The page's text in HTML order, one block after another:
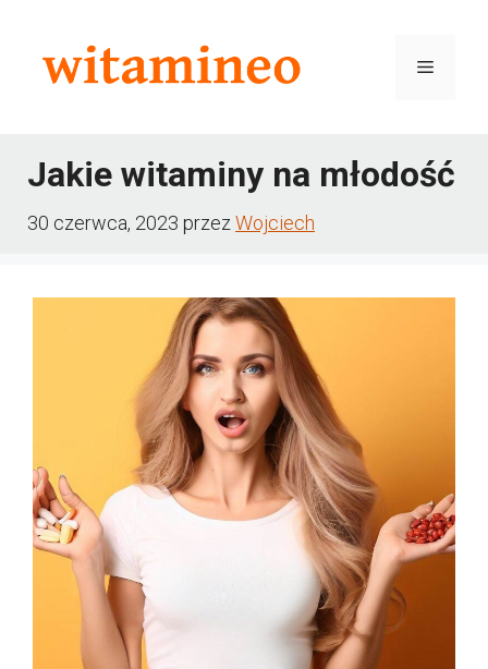
Menu
Jakie witaminy na młodość
30 czerwca, 2023 przezWojciech